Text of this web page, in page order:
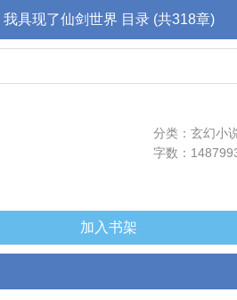
我具现了仙剑世界 目录 (共318章)
分类：玄幻小
字数：
加入书架